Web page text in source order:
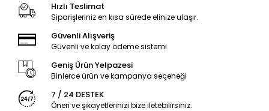
Hızlı Teslimat
Siparişleriniz en kısa sürede elinize ulaşır.
Güvenli Alışveriş
Güvenli ve kolay ödeme sistemi
Geniş Ürün Yelpazesi
Binlerce ürün ve kampanya seçeneği
7 / 24 DESTEK
Öneri ve şikayetlerinizi bize iletebilirsiniz.